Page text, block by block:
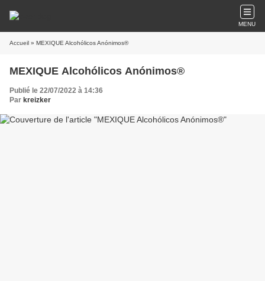
MENU
Accueil » MEXIQUE Alcohólicos Anónimos®
MEXIQUE Alcohólicos Anónimos®
Publié le 22/07/2022 à 14:36
Par kreizker